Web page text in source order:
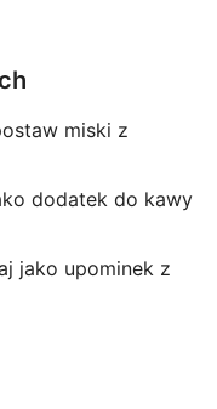
miski z
dodatek do kawy
jako upominek z